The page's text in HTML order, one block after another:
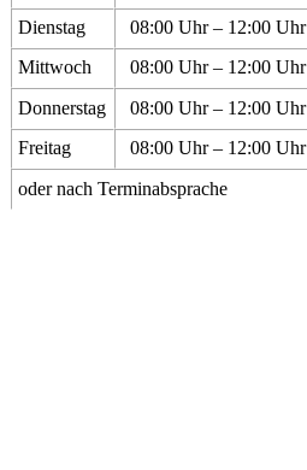
Dienstag
08:00 Uhr – 12:00 Uhr
Mittwoch
08:00 Uhr – 12:00 Uhr
Donnerstag
08:00 Uhr – 12:00 Uhr
Freitag
08:00 Uhr – 12:00 Uhr
oder nach Terminabsprache